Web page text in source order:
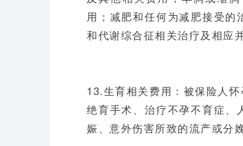
用；减肥和任何为减肥接受
和代谢综合征相关治疗及相应
13.生育相关费用：被保险人
绝育手术、治疗不孕不育症、
娠、意外伤害所致的流产或分娩